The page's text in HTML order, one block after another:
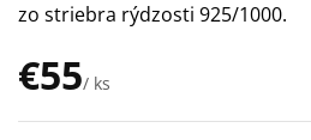
€55/ ks
Jednotková
cena:
zo striebra rýdzosti 925/1000.